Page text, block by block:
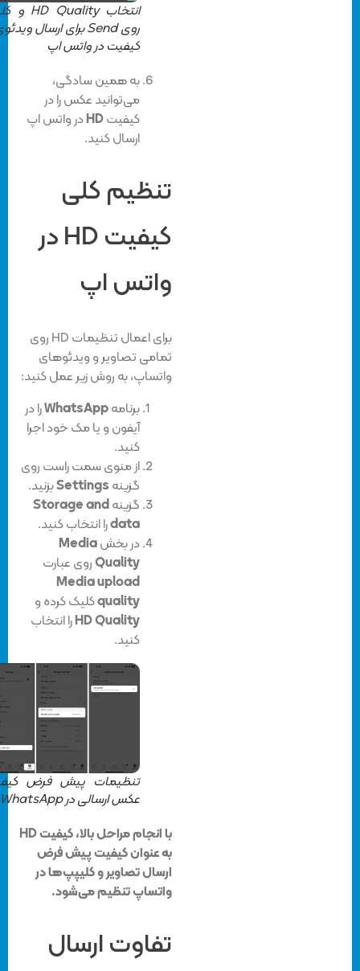
انتخاب HD Quality و کلیک
روی Send برای ارسال ویدئوی با
کیفیت در واتس اپ
به همین سادگی،
می‌توانید عکس را در
کیفیتHDدر واتس اپ
ارسال کنید.
تنظیم کلی
کیفیت HD در
واتس اپ
برای اعمال تنظیمات HD روی
تمامی تصاویر و ویدئوهای
واتساپ، به روش زیر عمل کنید:
برنامهWhatsAppرا در
آیفون و یا مک خود اجرا
کنید.
از منوی سمت راست روی
گزینهSettingsبزنید.
گزینهStorage and
dataرا انتخاب کنید.
در بخشMedia
Qualityروی عبارت
Media upload
qualityکلیک کرده و
HD Qualityرا انتخاب
کنید.
تنظیمات پیش فرض کیفیت
عکس ارسالی در WhatsApp
با انجام مراحل بالا، کیفیت HD
به عنوان کیفیت پیش فرض
ارسال تصاویر و کلیپپ‌ها در
واتساپ تنظیم می‌شود.
تفاوت ارسال